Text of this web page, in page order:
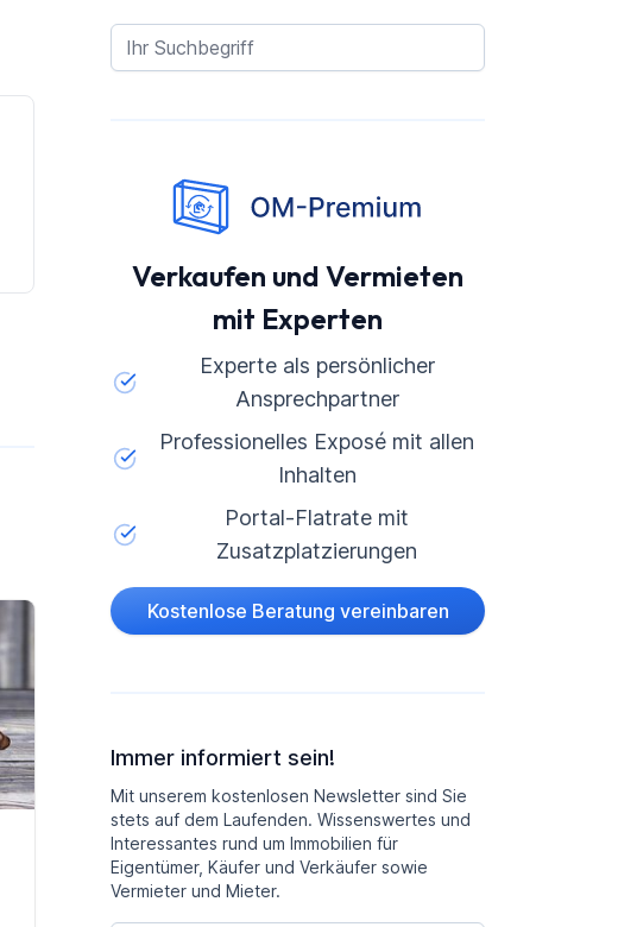
Verkaufen und Vermieten
mit Experten
Experte als persönlicher
Ansprechpartner
Professionelles Exposé mit allen
Inhalten
Portal-Flatrate mit
Zusatzplatzierungen
Kostenlose Beratung vereinbaren
Immer informiert sein!
Mit unserem kostenlosen Newsletter sind Sie
stets auf dem Laufenden. Wissenswertes und
Interessantes rund um Immobilien für
Eigentümer, Käufer und Verkäufer sowie
Vermieter und Mieter.